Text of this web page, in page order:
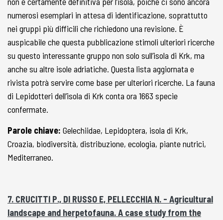
numerosi esemplari in attesa di identificazione, soprattutto
nei gruppi più difficili che richiedono una revisione. È
auspicabile che questa pubblicazione stimoli ulteriori ricerche
su questo interessante gruppo non solo sull’isola di Krk, ma
anche su altre isole adriatiche. Questa lista aggiornata e
rivista potrà servire come base per ulteriori ricerche. La fauna
di Lepidotteri dell’isola di Krk conta ora 1663 specie
confermate.
Parole chiave: Gelechiidae, Lepidoptera, isola di Krk,
Croazia, biodiversità, distribuzione, ecologia, piante nutrici,
Mediterraneo.
7. CRUCITTI P., DI RUSSO E, PELLECCHIA N. - Agricultural
landscape and herpetofauna. A case study from the